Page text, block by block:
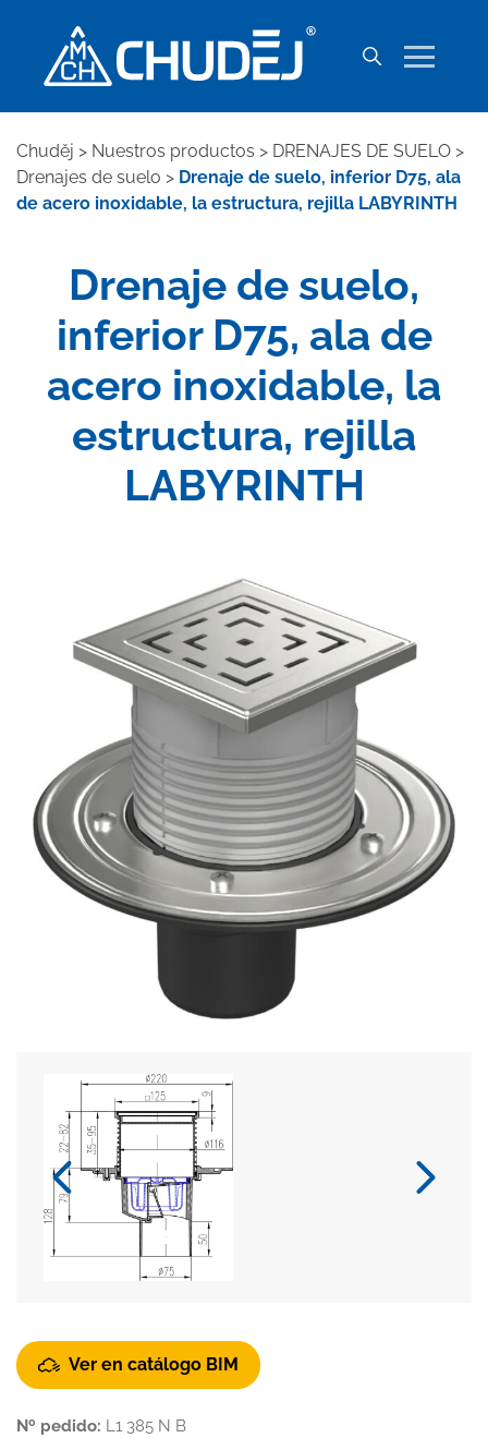
Chuděj > Nuestros productos > DRENAJES DE SUELO >
Drenajes de suelo > Drenaje de suelo, inferior D75, ala
de acero inoxidable, la estructura, rejilla LABYRINTH
Drenaje de suelo,
inferior D75, ala de
acero inoxidable, la
estructura, rejilla
LABYRINTH
Ver en catálogo BIM
Nº pedido: L1 385 N B